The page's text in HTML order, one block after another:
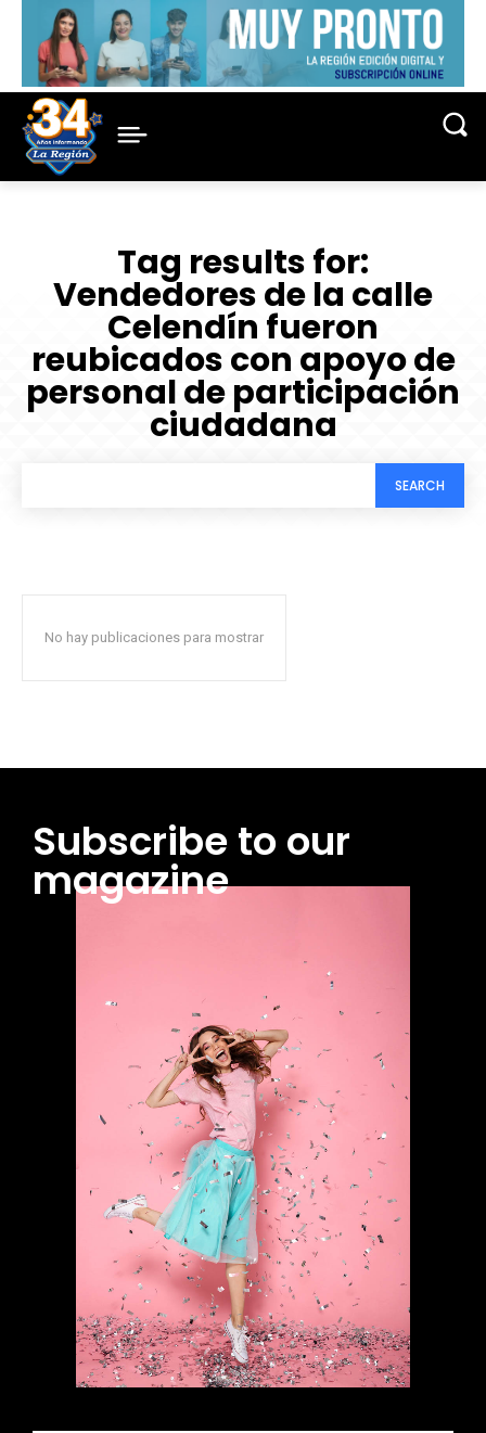
Tag results for:
Vendedores de la calle
Celendín fueron
reubicados con apoyo de
personal de participación
ciudadana
SEARCH
No hay publicaciones para mostrar
Subscribe to our
magazine